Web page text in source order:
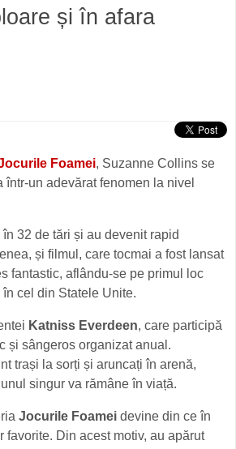
și în afara
Foamei, Suzanne Collins se
un adevărat fenomen la nivel
32 de tări și au devenit rapid
și filmul, care tocmai a fost lansat
fantastic, aflându-se pe primul loc
cel din Statele Unite.
Katniss Everdeen, care participă
și sângeros organizat anual.
trași la sorți și aruncați în arenă,
singur va rămâne în viață.
Jocurile Foamei devine din ce în
Din acest motiv, au apărut